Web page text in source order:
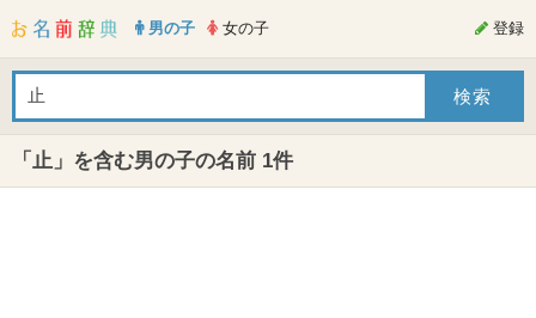
男の子 女の子 登録
「止」を含む男の子の名前 1件